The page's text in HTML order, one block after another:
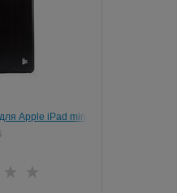
Apple iPad mini
006)